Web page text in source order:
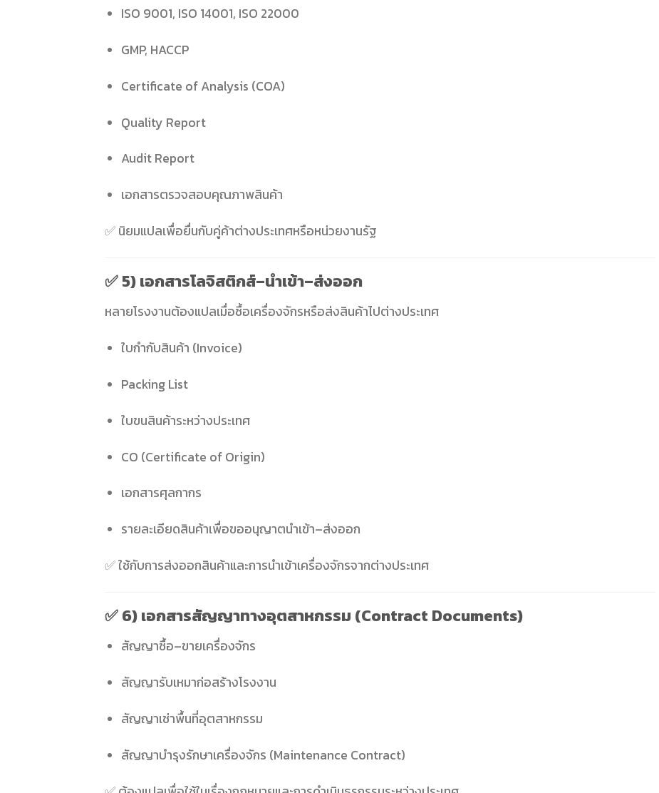
ISO 9001, ISO 14001, ISO 22000
GMP, HACCP
Certificate of Analysis (COA)
Quality Report
Audit Report
เอกสารตรวจสอบคุณภาพสินค้า
✅ นิยมแปลเพื่อยื่นกับคู่ค้าต่างประเทศหรือหน่วยงานรัฐ
✅5) เอกสารโลจิสติกส์–นำเข้า–ส่งออก
หลายโรงงานต้องแปลเมื่อซื้อเครื่องจักรหรือส่งสินค้าไปต่างประเทศ
ใบกำกับสินค้า (Invoice)
Packing List
ใบขนสินค้าระหว่างประเทศ
CO (Certificate of Origin)
เอกสารศุลกากร
รายละเอียดสินค้าเพื่อขออนุญาตนำเข้า–ส่งออก
✅ ใช้กับการส่งออกสินค้าและการนำเข้าเครื่องจักรจากต่างประเทศ
✅6) เอกสารสัญญาทางอุตสาหกรรม (Contract Documents)
สัญญาซื้อ–ขายเครื่องจักร
สัญญารับเหมาก่อสร้างโรงงาน
สัญญาเช่าพื้นที่อุตสาหกรรม
สัญญาบำรุงรักษาเครื่องจักร (Maintenance Contract)